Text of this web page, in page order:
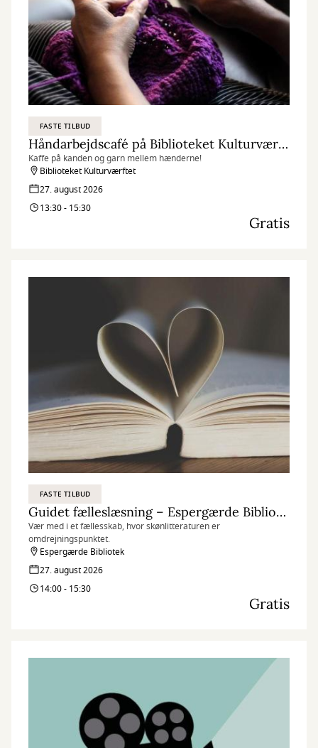
FASTE TILBUD
Håndarbejdscafé på Biblioteket Kulturværftet
Kaffe på kanden og garn mellem hænderne!
Biblioteket Kulturværftet
27. august 2026
13:30 - 15:30
Gratis
FASTE TILBUD
Guidet fælleslæsning – Espergærde Bibliotek
Vær med i et fællesskab, hvor skønlitteraturen er
omdrejningspunktet.
Espergærde Bibliotek
27. august 2026
14:00 - 15:30
Gratis